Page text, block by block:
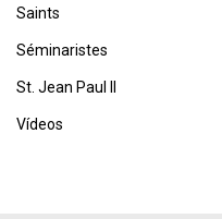
Saints
Séminaristes
St. Jean Paul II
Vídeos